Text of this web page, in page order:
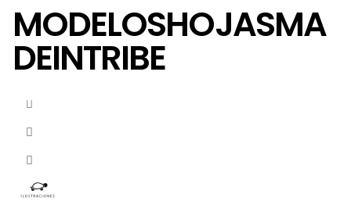
MODELOSHOJASMA
DEINTRIBE